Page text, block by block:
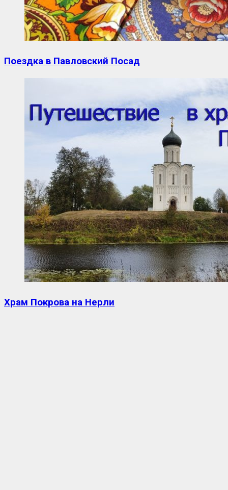
Поездка в Павловский Посад
Храм Покрова на Нерли